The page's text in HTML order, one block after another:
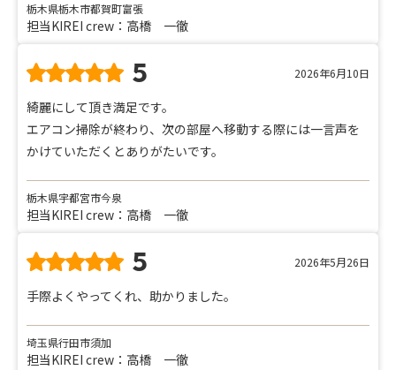
栃木県栃木市都賀町富張
担当KIREI crew：高橋 一徹
5 2026年6月10日
綺麗にして頂き満足です。
エアコン掃除が終わり、次の部屋へ移動する際には一言声を
かけていただくとありがたいです。
栃木県宇都宮市今泉
担当KIREI crew：高橋 一徹
5 2026年5月26日
手際よくやってくれ、助かりました。
埼玉県行田市須加
担当KIREI crew：高橋 一徹